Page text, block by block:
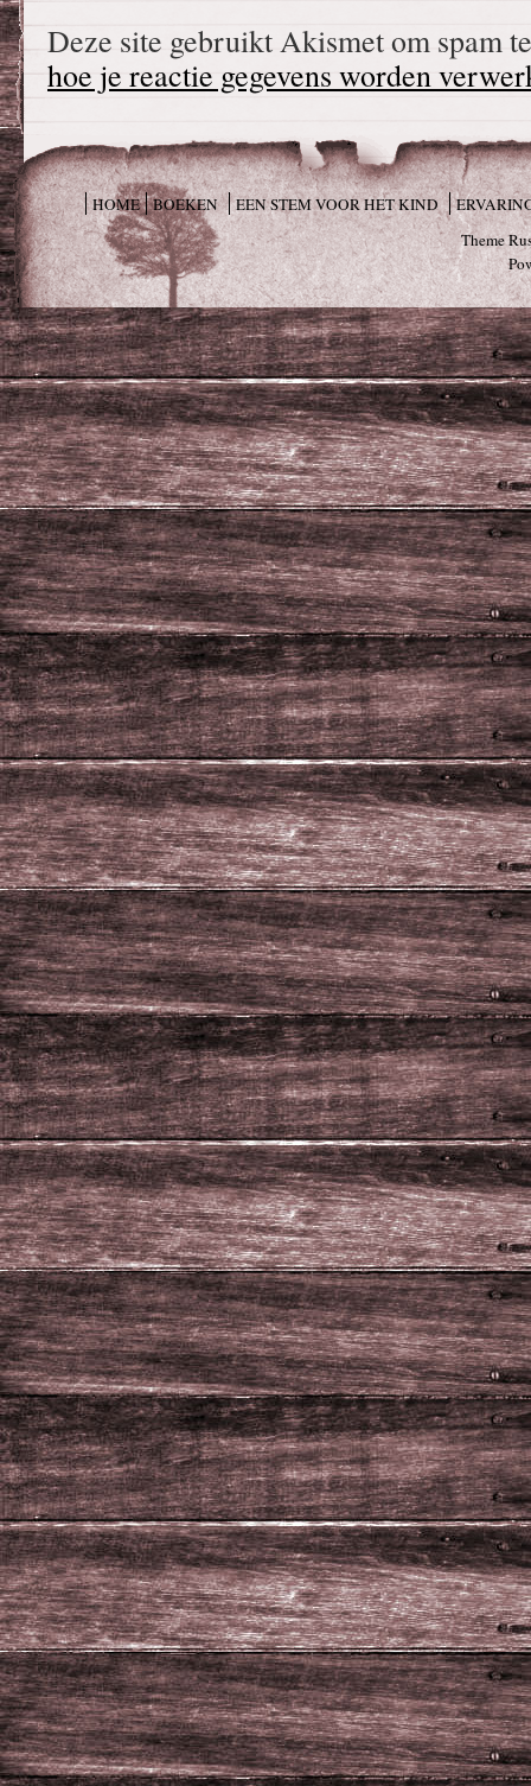
Deze site gebruikt Akismet om spam
hoe je reactie gegevens worden
HOME BOEKEN EEN STEM VOOR HET KIND
Theme